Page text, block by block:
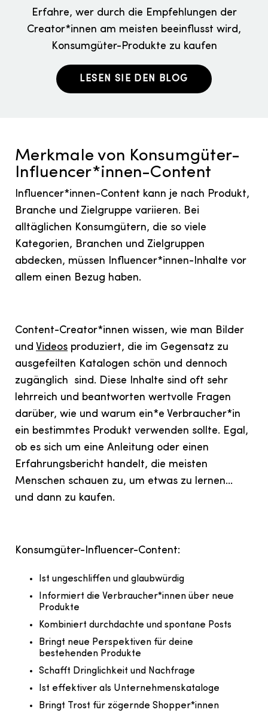
Erfahre, wer durch die Empfehlungen der
Creator*innen am meisten beeinflusst wird,
Konsumgüter-Produkte zu kaufen
LESEN SIE DEN BLOG
Merkmale von Konsumgüter-
Influencer*innen-Content
Influencer*innen-Content kann je nach Produkt,
Branche und Zielgruppe variieren. Bei
alltäglichen Konsumgütern, die so viele
Kategorien, Branchen und Zielgruppen
abdecken, müssen Influencer*innen-Inhalte vor
allem einen Bezug haben.
Content-Creator*innen wissen, wie man Bilder
und Videos produziert, die im Gegensatz zu
ausgefeilten Katalogen schön und dennoch
zugänglich sind. Diese Inhalte sind oft sehr
lehrreich und beantworten wertvolle Fragen
darüber, wie und warum ein*e Verbraucher*in
ein bestimmtes Produkt verwenden sollte. Egal,
ob es sich um eine Anleitung oder einen
Erfahrungsbericht handelt, die meisten
Menschen schauen zu, um etwas zu lernen...
und dann zu kaufen.
Konsumgüter-Influencer-Content:
Ist ungeschliffen und glaubwürdig
Informiert die Verbraucher*innen über neue
Produkte
Kombiniert durchdachte und spontane Posts
Bringt neue Perspektiven für deine
bestehenden Produkte
Schafft Dringlichkeit und Nachfrage
Ist effektiver als Unternehmenskataloge
Bringt Trost für zögernde Shopper*innen